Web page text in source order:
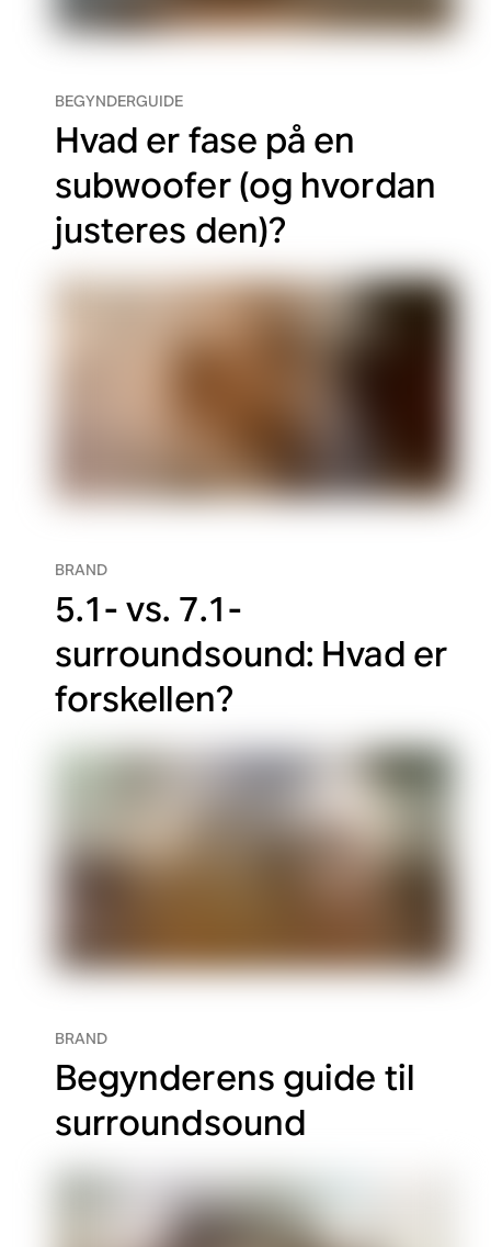
BEGYNDERGUIDE
Hvad er fase på en
subwoofer (og hvordan
justeres den)?
BRAND
5.1- vs. 7.1-
surroundsound: Hvad er
forskellen?
BRAND
Begynderens guide til
surroundsound